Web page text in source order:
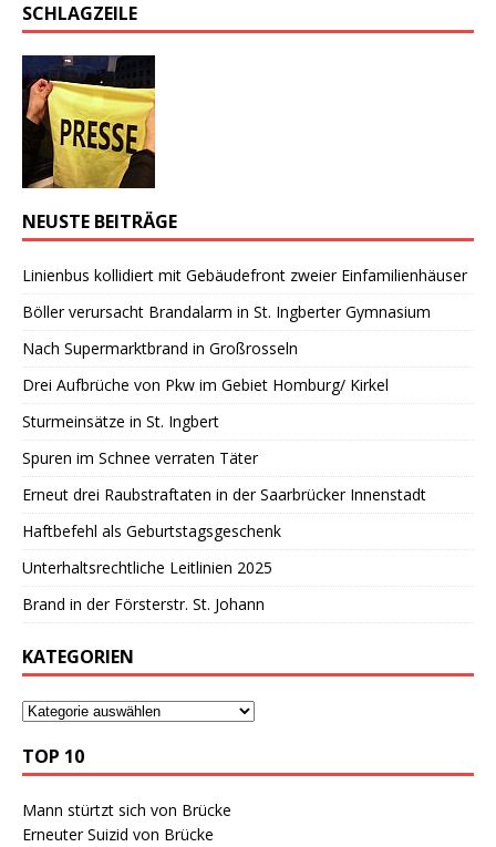
SCHLAGZEILE
NEUSTE BEITRÄGE
Linienbus kollidiert mit Gebäudefront zweier Einfamilienhäuser
Böller verursacht Brandalarm in St. Ingberter Gymnasium
Nach Supermarktbrand in Großrosseln
Drei Aufbrüche von Pkw im Gebiet Homburg/ Kirkel
Sturmeinsätze in St. Ingbert
Spuren im Schnee verraten Täter
Erneut drei Raubstraftaten in der Saarbrücker Innenstadt
Haftbefehl als Geburtstagsgeschenk
Unterhaltsrechtliche Leitlinien 2025
Brand in der Försterstr. St. Johann
KATEGORIEN
TOP 10
Mann stürtzt sich von Brücke
Erneuter Suizid von Brücke